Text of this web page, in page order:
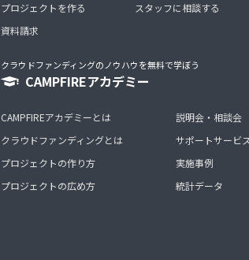
プロジェクトを作る
資料請求
スタッフに相談する
クラウドファンディングのノウハウを無料で学ぼう
CAMPFIREアカデミー
CAMPFIREアカデミーとは
クラウドファンディングとは
プロジェクトの作り方
プロジェクトの広め方
説明会・相談会
サポートサービス
実施事例
統計データ